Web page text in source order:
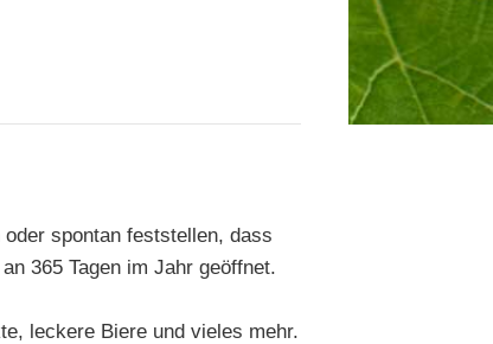
spontan feststellen, dass
365 Tagen im Jahr geöffnet.
leckere Biere und vieles mehr.